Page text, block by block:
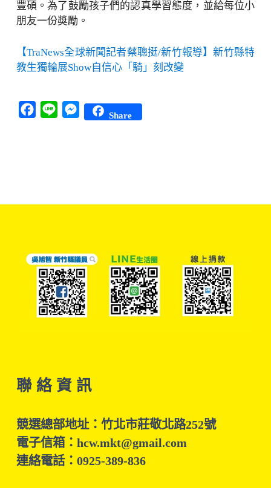
豐碩。為了鼓勵孩子們的認真學習態度，並給每位小
朋友一份奬勵。
【TraNews全球新聞記者蔡聰挺/新竹報導】新竹縣特
教生獨輪展Show自信心「騎」刻改變
Facebook
Line Messenger
Share
聯 絡 資 訊
競選總部地址：竹北市莊敬北路252號
電子信箱：hcw.mkt@gmail.com
連絡電話：0925-389-836